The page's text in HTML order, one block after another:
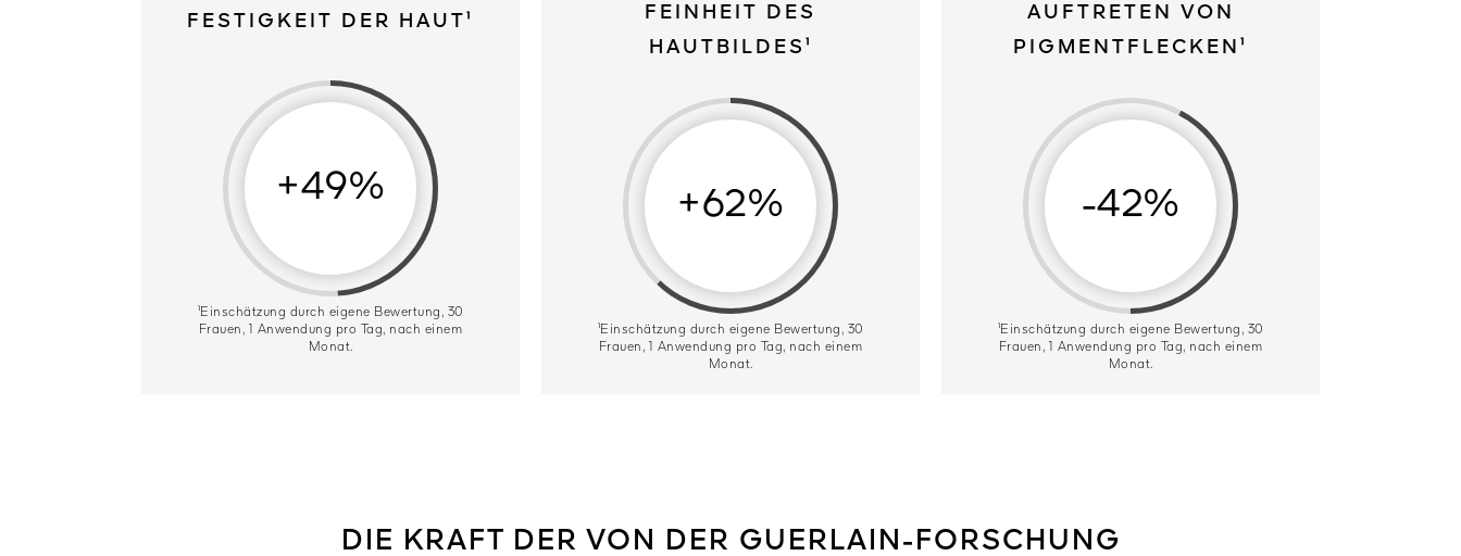
FESTIGKEIT DER HAUT¹
+49%
¹Einschätzung durch eigene Bewertung, 30
Frauen, 1 Anwendung pro Tag, nach einem
Monat.
FEINHEIT DES
HAUTBILDES¹
+62%
¹Einschätzung durch eigene Bewertung, 30
Frauen, 1 Anwendung pro Tag, nach einem
Monat.
AUFTRETEN VON
PIGMENTFLECKEN¹
-42%
¹Einschätzung durch eigene Bewertung, 30
Frauen, 1 Anwendung pro Tag, nach einem
Monat.
DIE KRAFT DER VON DER GUERLAIN-FORSCHUNG